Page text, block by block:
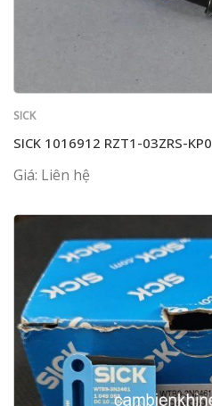
SICK
SICK 1016912 RZT1-03ZRS-KP0
Giá: Liên hệ